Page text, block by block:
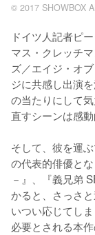
© 2017 SHOWBOX
ドイツ人記者ピ
マス・クレッチ
ズ／エイジ・オ
ジに共感し出演
の当たりにして
直すシーンは感動
そして、彼を運
の代表的俳優と
－』、『義兄弟
かると、さっさ
いつい応じてし
必要とされる本